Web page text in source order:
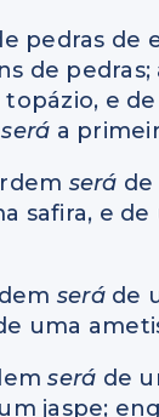
pedras de
de pedras;
e
será a
será de
safira, e de
será de
uma
será de
jaspe;